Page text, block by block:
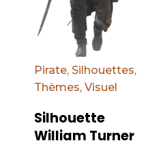
Pirate, Silhouettes,
Thèmes, Visuel
Silhouette
William Turner